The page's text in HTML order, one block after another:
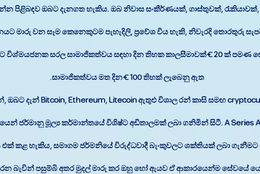
පිළිබඳව ඔබට දැනගත හැකිය. ඔබ නිවාස සංකීර්ණයක්, ගාස්තුවක්,
මාරු වන සෑම කෙනෙකුටම පැහැදිලි, ප්‍රවේශ විය හැකි, නිවැරදි තොරතුරු
සරල සාමාජිකත්වය සඳහා දින තිහක කාලසීමාවක් € 20 ක් පමණ
සාමාජිකත්වය මත දින € 100 තිහක් ලැබෙනු ඇත.
දැන් Bitcoin, Ethereum, Litecoin ඇතුළු විශාල රන් කාසි සමඟ
ජර්මානු මූල්‍ය කර්මාන්තයේ විශිෂ්ට අඩිතාලමක් ලබා ගනිමින් සිටී. A Series
කළ හැකිය, සමාගම ජර්මනියේ විරුද්ධවාදී බැංකුවලට ශක්තියක් ලබා ගැනීමට
බැවින් පසුම්බි අතර මුදල් මාරු කර ඔහු හෝ ඇයව ඒ ආකාරයෙන්ම සේවයේ